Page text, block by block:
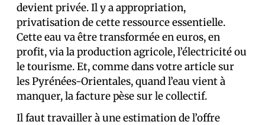
devient privée. Il y a appropriation,
privatisation de cette ressource essentielle.
Cette eau va être transformée en euros, en
profit, via la production agricole, l’électricité ou
le tourisme. Et, comme dans votre article sur
les Pyrénées-Orientales, quand l’eau vient à
manquer, la facture pèse sur le collectif.
Il faut travailler à une estimation de l’offre